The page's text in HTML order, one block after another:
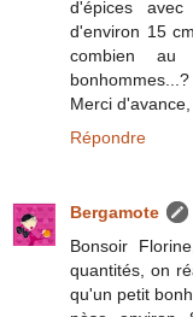
d'épices
d'environ 15
combien
bonhommes...?
Merci
Répondre
Bergamote
Bonsoir
quantités, on
qu'un petit